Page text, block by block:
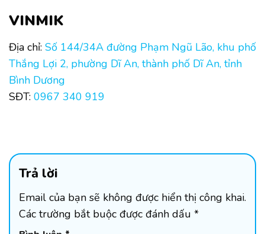
VINMIK
Địa chỉ: Số 144/34A đường Phạm Ngũ Lão, khu phố
Thắng Lợi 2, phường Dĩ An, thành phố Dĩ An, tỉnh
Bình Dương
SĐT: 0967 340 919
Trả lời
Email của bạn sẽ không được hiển thị công khai.
Các trường bắt buộc được đánh dấu *